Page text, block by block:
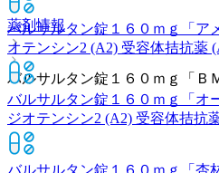
薬剤情報
バルサルタン錠１６０ｍｇ「Ｂ
バルサルタン錠１６０ｍｇ「ア
オテンシン2 (A2) 受容体拮抗薬
バルサルタン錠１６０ｍｇ「オ
ジオテンシン2 (A2) 受容体拮抗